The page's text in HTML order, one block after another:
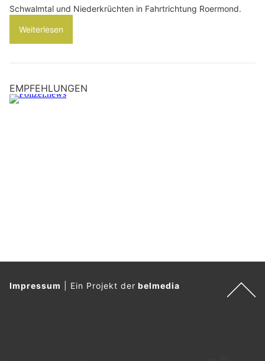
Schwalmtal und Niederkrüchten in Fahrtrichtung Roermond.
Weiterlesen
EMPFEHLUNGEN
Impressum Ein Projekt derbelmedia